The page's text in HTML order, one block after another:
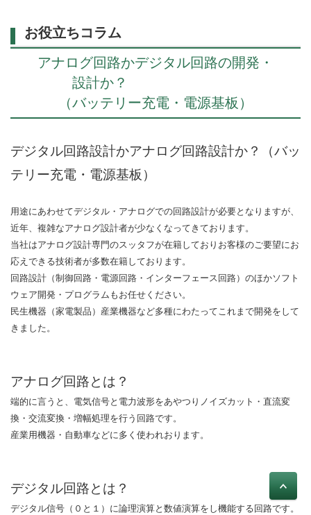
お役立ちコラム
アナログ回路かデジタル回路の開発・
設計か？
（バッテリー充電・電源基板）
デジタル回路設計かアナログ回路設計か？（バッ
テリー充電・電源基板）
用途にあわせてデジタル・アナログでの回路設計が必要となりますが、
近年、複雑なアナログ設計者が少なくなってきております。
当社はアナログ設計専門のスッタフが在籍しておりお客様のご要望にお
応えできる技術者が多数在籍しております。
回路設計（制御回路・電源回路・インターフェース回路）のほかソフト
ウェア開発・プログラムもお任せください。
民生機器（家電製品）産業機器など多種にわたってこれまで開発をして
きました。
アナログ回路とは？
端的に言うと、電気信号と電力波形をあやつりノイズカット・直流変
換・交流変換・増幅処理を行う回路です。
産業用機器・自動車などに多く使われおります。
デジタル回路とは？
デジタル信号（０と１）に論理演算と数値演算をし機能する回路です。